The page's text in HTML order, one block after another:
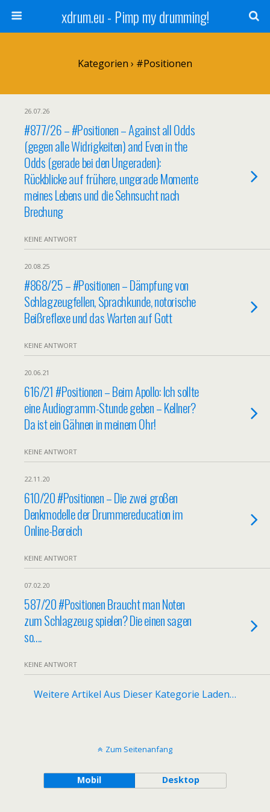
xdrum.eu - Pimp my drumming!
Kategorien › #Positionen
26.07.26
#877/26 – #Positionen – Against all Odds
(gegen alle Widrigkeiten) and Even in the
Odds (gerade bei den Ungeraden):
Rückblicke auf frühere, ungerade Momente
meines Lebens und die Sehnsucht nach
Brechung
KEINE ANTWORT
20.08.25
#868/25 – #Positionen – Dämpfung von
Schlagzeugfellen, Sprachkunde, notorische
Beißreflexe und das Warten auf Gott
KEINE ANTWORT
20.06.21
616/21 #Positionen – Beim Apollo: Ich sollte
eine Audiogramm-Stunde geben – Kellner?
Da ist ein Gähnen in meinem Ohr!
KEINE ANTWORT
22.11.20
610/20 #Positionen – Die zwei großen
Denkmodelle der Drummereducation im
Online-Bereich
KEINE ANTWORT
07.02.20
587/20 #Positionen Braucht man Noten
zum Schlagzeug spielen? Die einen sagen
so….
KEINE ANTWORT
Weitere Artikel Aus Dieser Kategorie Laden…
Zum Seitenanfang
Mobil Desktop